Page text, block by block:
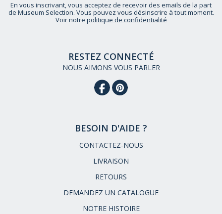
En vous inscrivant, vous acceptez de recevoir des emails de la part
de Museum Selection. Vous pouvez vous désinscrire à tout moment.
Voir notre politique de confidentialité
RESTEZ CONNECTÉ
NOUS AIMONS VOUS PARLER
BESOIN D'AIDE ?
CONTACTEZ-NOUS
LIVRAISON
RETOURS
DEMANDEZ UN CATALOGUE
NOTRE HISTOIRE